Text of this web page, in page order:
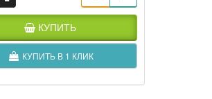
КУПИТЬ
КУПИТЬ В 1 КЛИК